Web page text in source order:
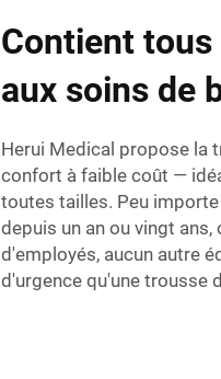
Contient
aux soins de
Herui Medical propose la
confort à faible coût —
toutes tailles. Peu
depuis un an ou vingt
d'employés, aucun autre
d'urgence qu'une trousse